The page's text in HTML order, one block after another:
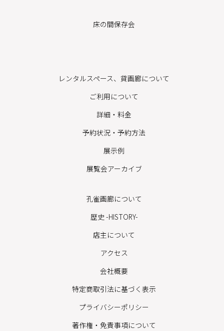
床の間保存会
レンタルスペース、貸画廊について
ご利用について
詳細・料金
予約状況・予約方法
展示例
展覧会アーカイブ
孔雀画廊について
歴史 -HISTORY-
店主について
アクセス
会社概要
特定商取引法に基づく表示
プライバシーポリシー
著作権・免責事項について